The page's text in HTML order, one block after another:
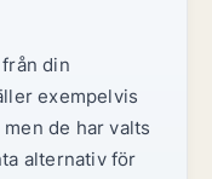
din
exempelvis
de har valts
alternativ för